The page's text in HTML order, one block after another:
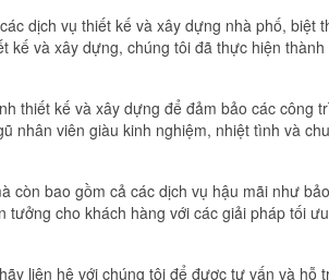
dịch vụ thiết kế và xây dựng nhà phố, biệt
và xây dựng, chúng tôi đã thực hiện
thiết kế và xây dựng để đảm bảo các công
nhân viên giàu kinh nghiệm, nhiệt tình và
còn bao gồm cả các dịch vụ hậu mãi như
cho khách hàng với các giải pháp tối
liên hệ với chúng tôi để được tư vấn và hỗ